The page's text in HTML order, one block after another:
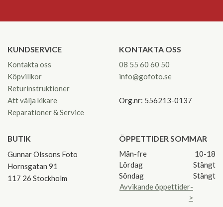
KUNDSERVICE
Kontakta oss
Köpvillkor
Returinstruktioner
Att välja kikare
Reparationer & Service
KONTAKTA OSS
08 55 60 60 50
info@gofoto.se
Org.nr: 556213-0137
BUTIK
Gunnar Olssons Foto
Hornsgatan 91
117 26 Stockholm
ÖPPETTIDER SOMMAR
Mån-fre
10-18
Lördag
Stängt
Söndag
Stängt
Avvikande öppettider-
>